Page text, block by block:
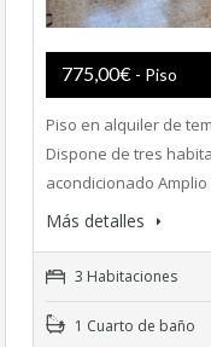
775,00€ - Piso
Piso en alquiler de
Dispone de tres
acondicionado
Más detalles
3 Habitaciones
1 Cuarto de baño